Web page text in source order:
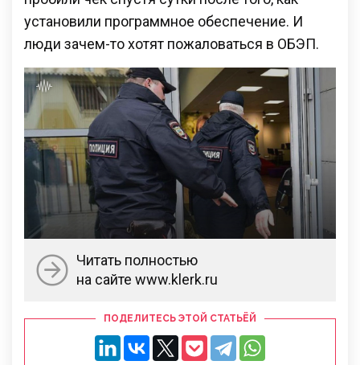
установили программное обеспечение. И
люди зачем-то хотят пожаловаться в ОБЭП.
Читать полностью
на сайте www.klerk.ru
ПОДЕЛИТЕСЬ ЭТОЙ СТАТЬЁЙ